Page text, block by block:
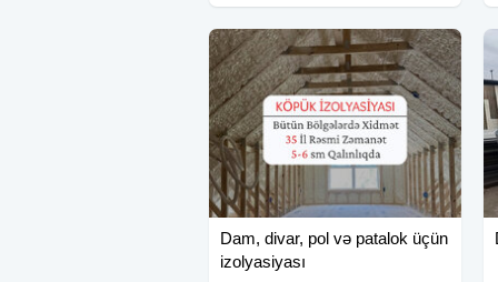
Dam, divar, pol və patalok üçün
izolyasiyası